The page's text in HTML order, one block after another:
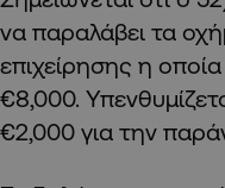
να παραλάβει τα
επιχείρησης η
€8,000.
€2,000 για την